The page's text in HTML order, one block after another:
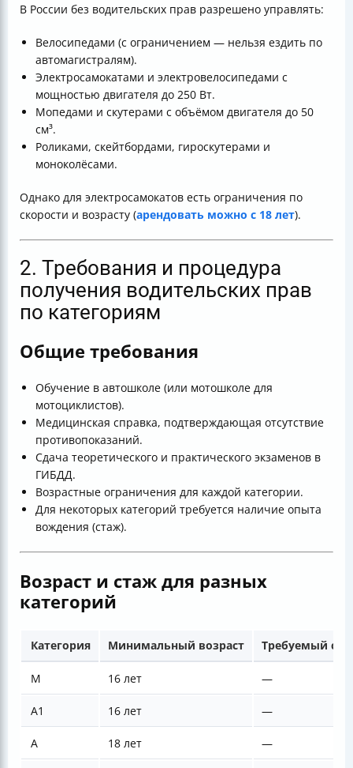
В России без водительских прав разрешено управлять:
Велосипедами (с ограничением — нельзя ездить по
автомагистралям).
Электросамокатами и электровелосипедами с
мощностью двигателя до 250 Вт.
Мопедами и скутерами с объёмом двигателя до 50
см³.
Роликами, скейтбордами, гироскутерами и
моноколёсами.
Однако для электросамокатов есть ограничения по
скорости и возрасту (арендовать можно с 18 лет).
2. Требования и процедура
получения водительских прав
по категориям
Общие требования
Обучение в автошколе (или мотошколе для
мотоциклистов).
Медицинская справка, подтверждающая отсутствие
противопоказаний.
Сдача теоретического и практического экзаменов в
ГИБДД.
Возрастные ограничения для каждой категории.
Для некоторых категорий требуется наличие опыта
вождения (стаж).
Возраст и стаж для разных
категорий
Категория Минимальный возраст Требуемый
М 16 лет —
А1 16 лет —
А 18 лет —